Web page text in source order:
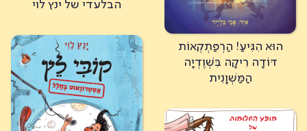
הוּא הִגִּיעַ! הַרְפַּתְקְאוֹת
דּוֹדָה רִיקָה בִּשְׁוֶדְיָה
הַמַּשְׁוָנִית
הבלעדי של ינץ לוי